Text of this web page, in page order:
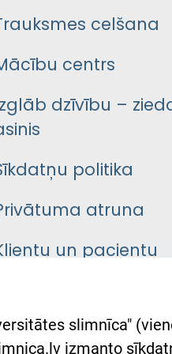
celšana
centrs
dzīvību –
politika
atruna
un pacientu
Austrumu slimnīcas
Ukrainai
slimnīca"
izmanto